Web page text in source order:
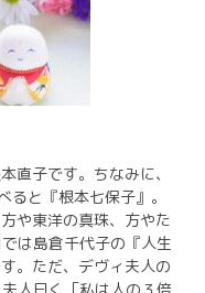
直子です。ちなみに、
と『根本七保子』。
や東洋の真珠、方やた
は島倉千代子の『人生
。ただ、デヴィ夫人の